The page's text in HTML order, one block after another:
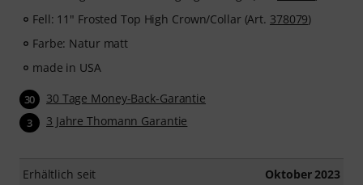
Fell: 11" Frosted Top High Crown/Collar (Art. 378079)
Farbe: Natur matt
made in USA
30 30 Tage Money-Back-Garantie
3 3 Jahre Thomann Garantie
Erhältlich seit Oktober 2023